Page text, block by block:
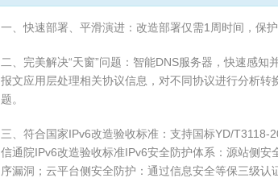
一、快速部署、平滑演进：改造部署仅需1周时间，保
二、完美解决“天窗”问题：智能DNS服务器，快速感
报文应用层处理相关协议信息，对不同协议进行分析
题。
三、符合国家IPv6改造验收标准：支持国标YD/
信通院IPv6改造验收标准IPv6安全防护体系：源站侧
序漏洞；云平台侧安全防护：通过信息安全等保三级